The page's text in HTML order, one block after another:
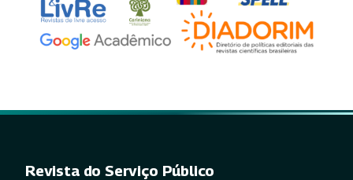
Revista do Serviço Público